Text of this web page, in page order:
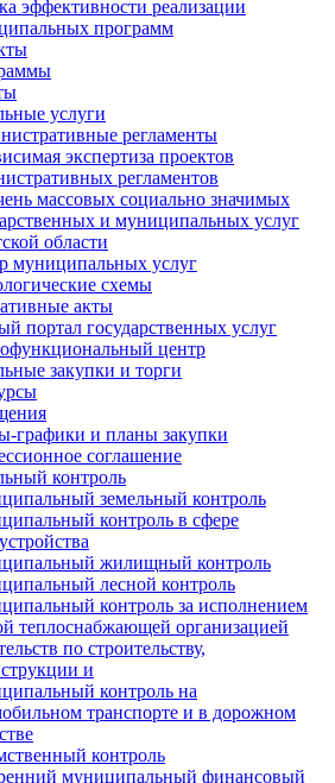
эффективности реализации
программ
услуги
регламенты
экспертиза проектов
регламентов
массовых социально значимых
и муниципальных услуг
области
муниципальных услуг
схемы
акты
портал государственных услуг
центр
закупки и торги
графики и планы закупки
соглашение
контроль
земельный контроль
контроль в сфере
жилищный контроль
лесной контроль
контроль за исполнением
теплоснабжающей организацией
по строительству,
и
контроль на
транспорте и в дорожном
контроль
муниципальный финансовый